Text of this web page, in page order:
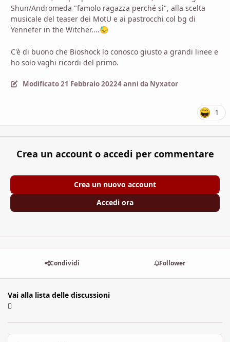
Shun/Andromeda "famolo ragazza perché sì", alla scelta
musicale del teaser dei MotU e ai pastrocchi col bg di
Yennefer in the Witcher....😓
C'è di buono che Bioshock lo conosco giusto a grandi linee e
ho solo vaghi ricordi del primo.
Modificato21 Febbraio 20224 anni da Nyxator
1
Crea un account o accedi per commentare
Crea un nuovo account
Accedi ora
Condividi Follower
Vai alla lista delle discussioni